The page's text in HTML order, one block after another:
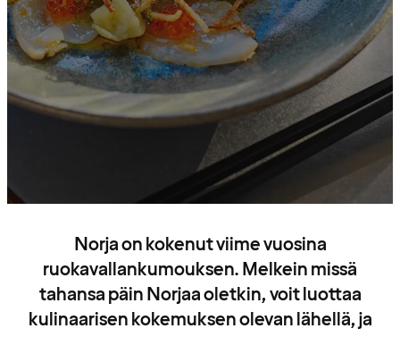
Norja on kokenut viime vuosina
ruokavallankumouksen. Melkein missä
tahansa päin Norjaa oletkin, voit luottaa
kulinaarisen kokemuksen olevan lähellä, ja